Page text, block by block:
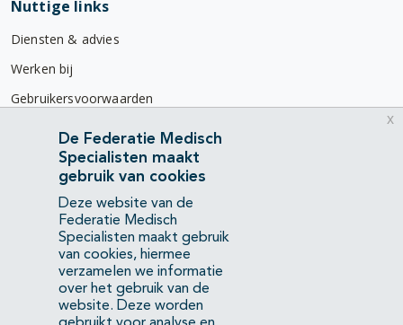
Nuttige links
Diensten & advies
Werken bij
Gebruikersvoorwaarden
Privacyverklaring
Contact
Mercatorlaan 1200
3528 BL Utrecht
(088) 505 34 34
info@richtlijnendatabase.nl
De Federatie Medisch
Specialisten maakt
gebruik van cookies
Deze website van de
Federatie Medisch
Specialisten maakt gebruik
van cookies, hiermee
verzamelen we informatie
over het gebruik van de
website. Deze worden
x